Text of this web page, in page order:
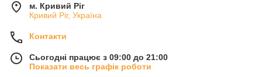
м. Кривий Ріг
Кривий Ріг, Україна
Контакти
Сьогодні працює з 09:00 до 21:00
Показати весь графік роботи